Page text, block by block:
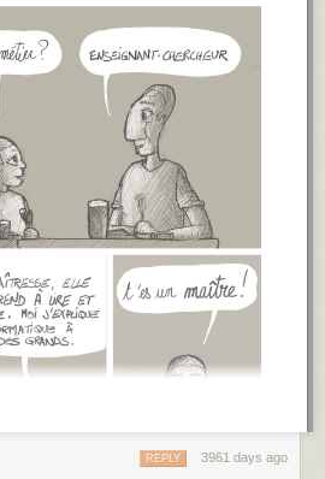
3961 days ago
REPLY